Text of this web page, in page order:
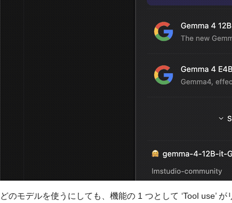
どのモデルを使うにしても、機能の 1 つとして ‘Tool use’